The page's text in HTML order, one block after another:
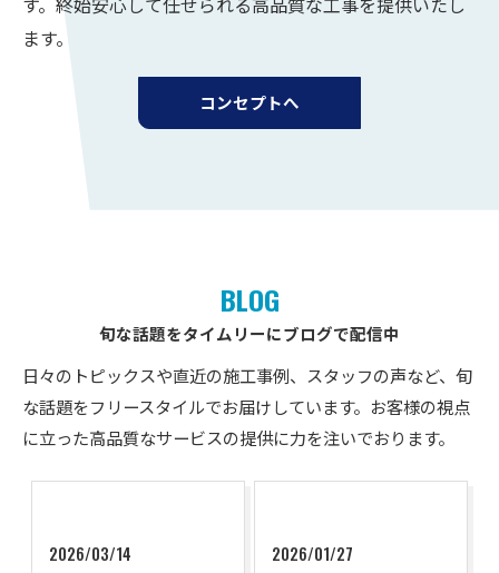
ます。
コンセプトへ
旬な話題をタイムリーにブログで配信中
BLOG
日々のトピックスや直近の施工事例、スタッフの声など、旬
な話題をフリースタイルでお届けしています。お客様の視点
に立った高品質なサービスの提供に力を注いでおります。
2026/03/14
2026/01/27